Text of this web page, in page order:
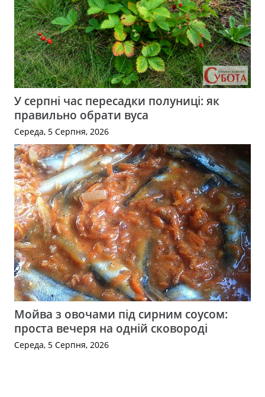
У серпні час пересадки полуниці: як
правильно обрати вуса
Середа, 5 Серпня, 2026
Мойва з овочами під сирним соусом:
проста вечеря на одній сковороді
Середа, 5 Серпня, 2026